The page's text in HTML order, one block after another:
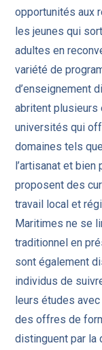
opportunités aux
les jeunes qui
adultes en
variété de
d’enseignement
abritent
universités qui
domaines tels
l’artisanat et
proposent des
travail local et
Maritimes ne se
traditionnel en
sont également
individus de
leurs études
des offres de
distinguent par la